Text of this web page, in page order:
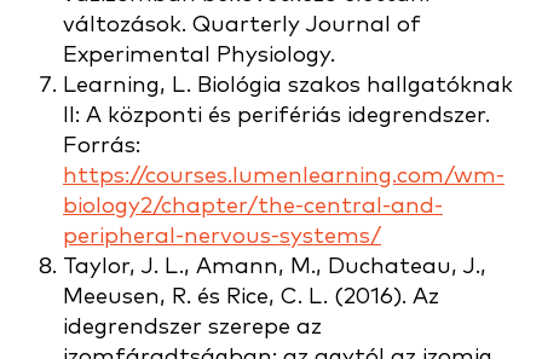
változások. Quarterly Journal of
Experimental Physiology.
Learning, L. Biológia szakos hallgatóknak
II: A központi és perifériás idegrendszer.
Forrás:
https://courses.lumenlearning.com/wm-
biology2/chapter/the-central-and-
peripheral-nervous-systems/
Taylor, J. L., Amann, M., Duchateau, J.,
Meeusen, R. és Rice, C. L. (2016). Az
idegrendszer szerepe az